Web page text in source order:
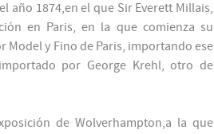
año 1874,en el que Sir Everett Millais,
en Paris, en la que comienza su
Model y Fino de Paris, importando ese
por George Krehl, otro de
de Wolverhampton,a la que